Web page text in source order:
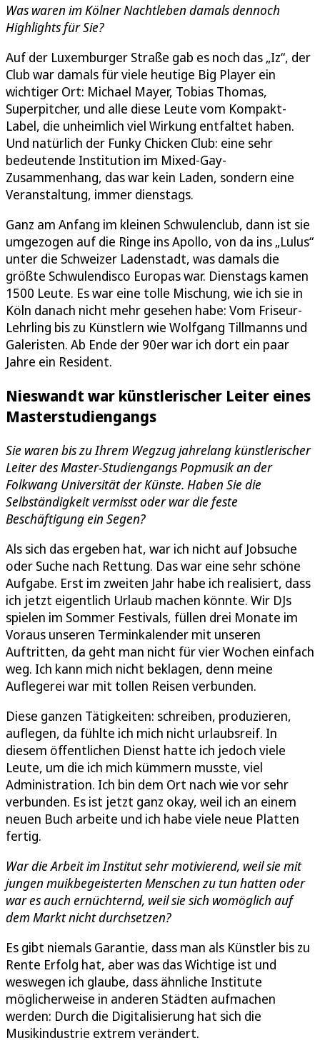
Was waren im Kölner Nachtleben damals dennoch
Highlights für Sie?
Auf der Luxemburger Straße gab es noch das „Iz“, der
Club war damals für viele heutige Big Player ein
wichtiger Ort: Michael Mayer, Tobias Thomas,
Superpitcher, und alle diese Leute vom Kompakt-
Label, die unheimlich viel Wirkung entfaltet haben.
Und natürlich der Funky Chicken Club: eine sehr
bedeutende Institution im Mixed-Gay-
Zusammenhang, das war kein Laden, sondern eine
Veranstaltung, immer dienstags.
Ganz am Anfang im kleinen Schwulenclub, dann ist sie
umgezogen auf die Ringe ins Apollo, von da ins „Lulus“
unter die Schweizer Ladenstadt, was damals die
größte Schwulendisco Europas war. Dienstags kamen
1500 Leute. Es war eine tolle Mischung, wie ich sie in
Köln danach nicht mehr gesehen habe: Vom Friseur-
Lehrling bis zu Künstlern wie Wolfgang Tillmanns und
Galeristen. Ab Ende der 90er war ich dort ein paar
Jahre ein Resident.
Nieswandt war künstlerischer Leiter eines
Masterstudiengangs
Sie waren bis zu Ihrem Wegzug jahrelang künstlerischer
Leiter des Master-Studiengangs Popmusik an der
Folkwang Universität der Künste. Haben Sie die
Selbständigkeit vermisst oder war die feste
Beschäftigung ein Segen?
Als sich das ergeben hat, war ich nicht auf Jobsuche
oder Suche nach Rettung. Das war eine sehr schöne
Aufgabe. Erst im zweiten Jahr habe ich realisiert, dass
ich jetzt eigentlich Urlaub machen könnte. Wir DJs
spielen im Sommer Festivals, füllen drei Monate im
Voraus unseren Terminkalender mit unseren
Auftritten, da geht man nicht für vier Wochen einfach
weg. Ich kann mich nicht beklagen, denn meine
Auflegerei war mit tollen Reisen verbunden.
Diese ganzen Tätigkeiten: schreiben, produzieren,
auflegen, da fühlte ich mich nicht urlaubsreif. In
diesem öffentlichen Dienst hatte ich jedoch viele
Leute, um die ich mich kümmern musste, viel
Administration. Ich bin dem Ort nach wie vor sehr
verbunden. Es ist jetzt ganz okay, weil ich an einem
neuen Buch arbeite und ich habe viele neue Platten
fertig.
War die Arbeit im Institut sehr motivierend, weil sie mit
jungen muikbegeisterten Menschen zu tun hatten oder
war es auch ernüchternd, weil sie sich womöglich auf
dem Markt nicht durchsetzen?
Es gibt niemals Garantie, dass man als Künstler bis zu
Rente Erfolg hat, aber was das Wichtige ist und
weswegen ich glaube, dass ähnliche Institute
möglicherweise in anderen Städten aufmachen
werden: Durch die Digitalisierung hat sich die
Musikindustrie extrem verändert.